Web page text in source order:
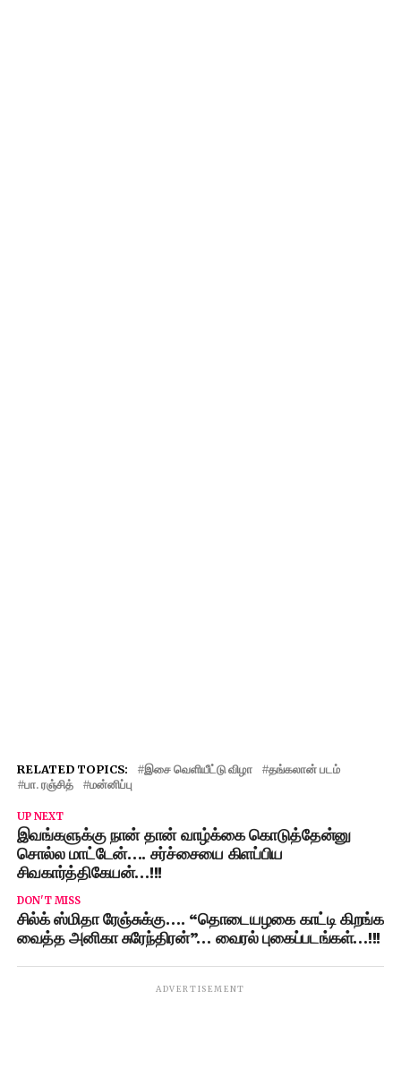
RELATED TOPICS: இசை வெளியீட்டு விழா
தங்கலான் படம்
பா. ரஞ்சித்
மன்னிப்பு
UP NEXT
இவங்களுக்கு நான் தான் வாழ்க்கை கொடுத்தேன்னு
சொல்ல மாட்டேன்…. சர்ச்சையை கிளப்பிய
சிவகார்த்திகேயன்…!!!
DON'T MISS
சில்க் ஸ்மிதா ரேஞ்சுக்கு…. “தொடையழகை காட்டி கிறங்க
வைத்த அனிகா சுரேந்திரன்”… வைரல் புகைப்படங்கள்…!!!
ADVERTISEMENT